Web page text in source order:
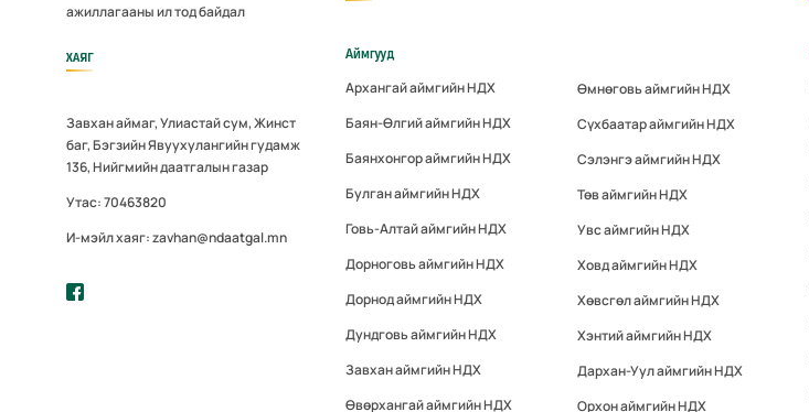
ажиллагааны ил тод байдал
ХАЯГ
Завхан аймаг, Улиастай сум, Жинст
баг, Бэгзийн Явуухулангийн гудамж
136, Нийгмийн даатгалын газар
Утас: 70463820
И-мэйл хаяг: zavhan@ndaatgal.mn
Аймгууд
Архангай аймгийн НДХ
Баян-Өлгий аймгийн НДХ
Баянхонгор аймгийн НДХ
Булган аймгийн НДХ
Говь-Алтай аймгийн НДХ
Дорноговь аймгийн НДХ
Дорнод аймгийн НДХ
Дундговь аймгийн НДХ
Завхан аймгийн НДХ
Өвөрхангай аймгийн НДХ
Өмнөговь аймгийн НДХ
Сүхбаатар аймгийн НДХ
Сэлэнгэ аймгийн НДХ
Төв аймгийн НДХ
Увс аймгийн НДХ
Ховд аймгийн НДХ
Хөвсгөл аймгийн НДХ
Хэнтий аймгийн НДХ
Дархан-Уул аймгийн НДХ
Орхон аймгийн НДХ